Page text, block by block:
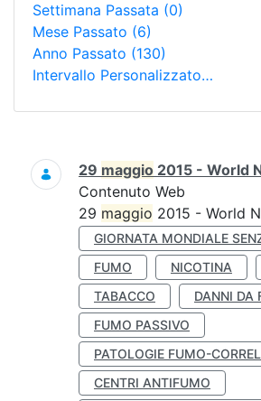
Settimana Passata (0)
Mese Passato (6)
Anno Passato (130)
Intervallo Personalizzato…
Ricerca
29 maggio 2015 - World
Contenuto Web
29 maggio 2015 - World
GIORNATA MONDIALE
FUMO
NICOTINA
TABACCO
DANNI DA
FUMO PASSIVO
PATOLOGIE FUMO-
CENTRI ANTIFUMO